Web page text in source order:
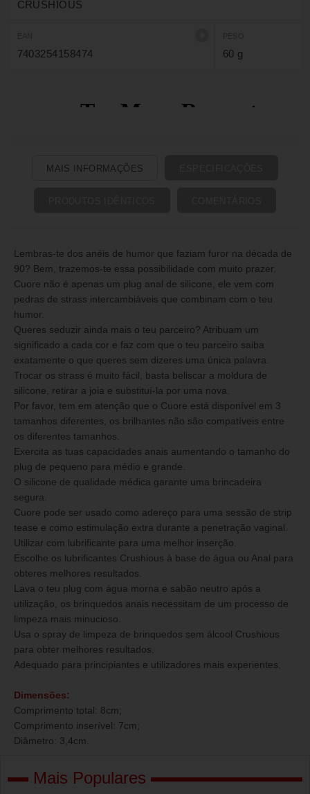
Trocar os strass é muito fácil, basta beliscar a moldura de
CRUSHIOUS
7403254158474 60 g
MAIS INFORMAÇÕES
Lembras-te dos anéis de humor que faziam furor na década de
90? Bem, trazemos-te essa possibilidade com muito prazer.
Cuore não é apenas um plug anal de silicone, ele vem com
pedras de strass intercambiáveis que combinam com o teu
humor.
Queres seduzir ainda mais o teu parceiro? Atribuam um
significado a cada cor e faz com que o teu parceiro saiba
exatamente o que queres sem dizeres uma única palavra.
Trocar os strass é muito fácil, basta beliscar a moldura de
silicone, retirar a joia e substituí-la por uma nova.
Por favor, tem em atenção que o Cuore está disponível em 3
tamanhos diferentes, os brilhantes não são compatíveis entre
os diferentes tamanhos.
Exercita as tuas capacidades anais aumentando o tamanho do
plug de pequeno para médio e grande.
O silicone de qualidade médica garante uma brincadeira
segura.
Cuore pode ser usado como adereço para uma sessão de strip
tease e como estimulação extra durante a penetração vaginal.
Utilizar com lubrificante para uma melhor inserção.
Escolhe os lubrificantes Crushious à base de água ou Anal para
obteres melhores resultados.
Lava o teu plug com água morna e sabão neutro após a
utilização, os brinquedos anais necessitam de um processo de
limpeza mais minucioso.
Usa o spray de limpeza de brinquedos sem álcool Crushious
para obter melhores resultados.
Adequado para principiantes e utilizadores mais experientes.
Dimensões:
Comprimento total: 8cm;
Comprimento inserível: 7cm;
Diâmetro: 3,4cm.
Mais Populares